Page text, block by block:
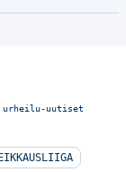
urheilu-uutiset